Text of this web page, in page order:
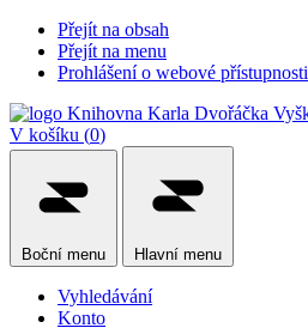
Přejít na obsah
Přejít na menu
Prohlášení o webové přístupnosti
V košíku (0)
Boční menu Hlavní menu
Vyhledávání
Konto